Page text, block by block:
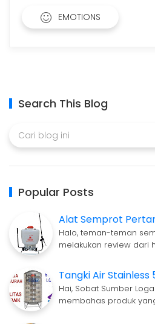
EMOTIONS
Search This Blog
Popular Posts
Alat Semprot
Halo, teman-teman
melakukan review dari
Tangki Air Stainless
Hai, Sobat Sumber
membahas produk